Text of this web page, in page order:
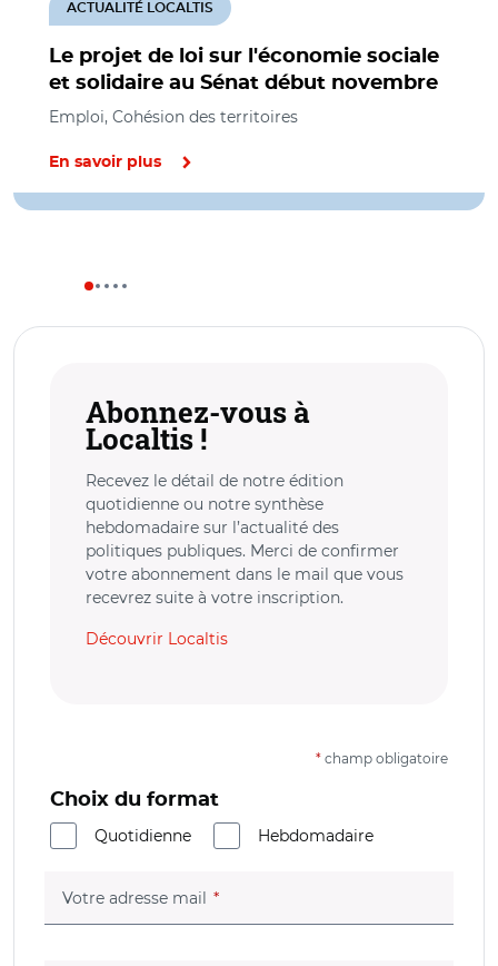
Le projet de loi sur l'économie sociale
et solidaire au Sénat début novembre
ACTUALITÉ LOCALTIS
Emploi, Cohésion des territoires
En savoir plus
Abonnez-vous à
Localtis !
Recevez le détail de notre édition
quotidienne ou notre synthèse
hebdomadaire sur l’actualité des
politiques publiques. Merci de confirmer
votre abonnement dans le mail que vous
recevrez suite à votre inscription.
Découvrir Localtis
* champ obligatoire
Choix du format
Quotidienne
Hebdomadaire
Votre adresse mail (champ obligatoire)